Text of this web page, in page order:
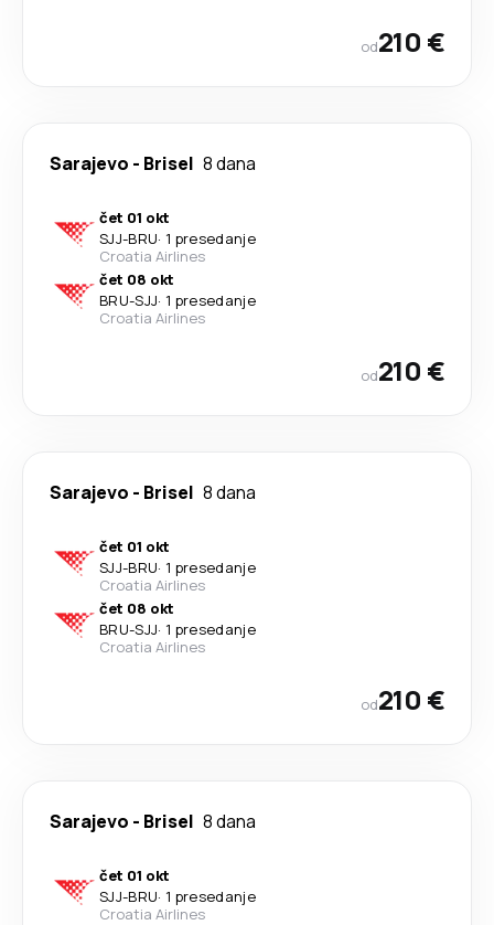
od210 €
Sarajevo - Brisel 8 dana
čet 01 okt
SJJ-BRU· 1 presedanje
Croatia Airlines
čet 08 okt
BRU-SJJ· 1 presedanje
Croatia Airlines
od210 €
Sarajevo - Brisel 8 dana
čet 01 okt
SJJ-BRU· 1 presedanje
Croatia Airlines
čet 08 okt
BRU-SJJ· 1 presedanje
Croatia Airlines
od210 €
Sarajevo - Brisel 8 dana
čet 01 okt
SJJ-BRU· 1 presedanje
Croatia Airlines